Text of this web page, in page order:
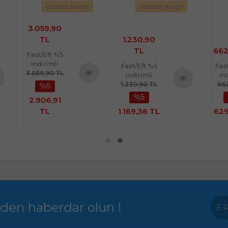
Ücretsiz Kargo
3.059,90
TL
Fast/Eft %5
indirimli
3.059,90 TL
%5
2.906,91
TL
Ücretsiz Kargo
1.230,90
TL
Fast/Eft %5
indirimli
1.230,90 TL
%5
1.169,36 TL
haberdar olun !